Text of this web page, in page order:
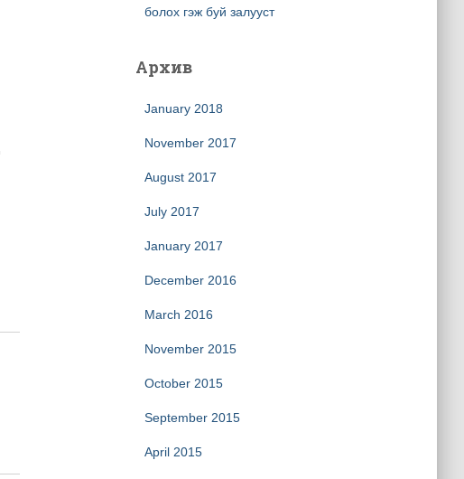
болох гэж буй залууст
Архив
January 2018
November 2017
August 2017
July 2017
January 2017
December 2016
March 2016
November 2015
October 2015
September 2015
April 2015